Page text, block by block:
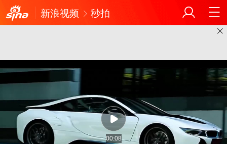
新浪视频 秒拍
00:08